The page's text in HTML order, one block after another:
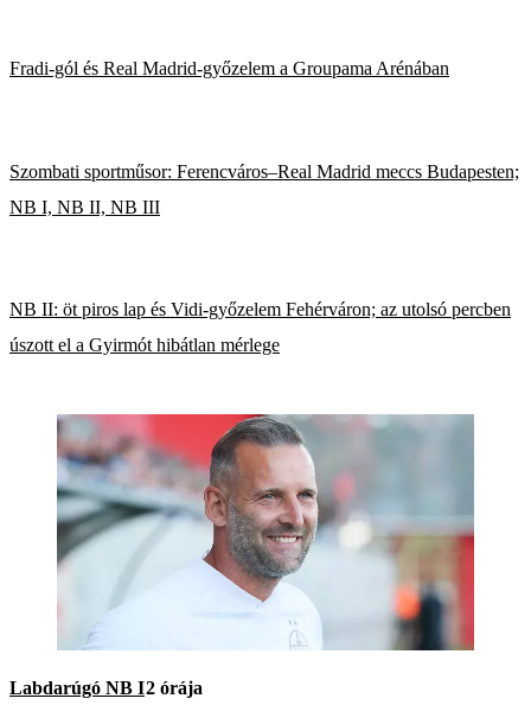
Fradi-gól és Real Madrid-győzelem a Groupama Arénában
Szombati sportműsor: Ferencváros–Real Madrid meccs Budapesten;
NB I, NB II, NB III
NB II: öt piros lap és Vidi-győzelem Fehérváron; az utolsó percben
úszott el a Gyirmót hibátlan mérlege
Labdarúgó NB I2 órája